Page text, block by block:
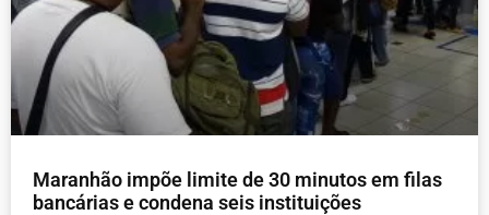
Maranhão impõe limite de 30 minutos em filas
bancárias e condena seis instituições